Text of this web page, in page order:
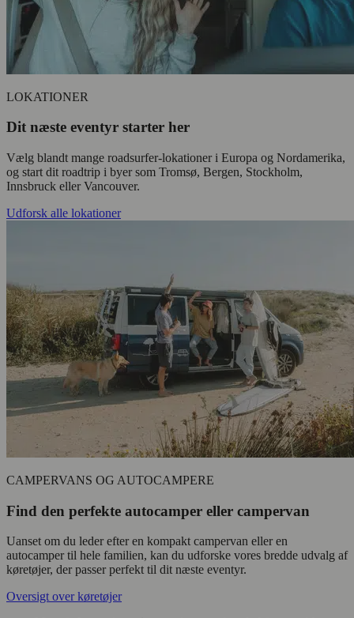
LOKATIONER
Dit næste eventyr starter her
Vælg blandt mange roadsurfer-lokationer i Europa og Nordamerika,
og start dit roadtrip i byer som Tromsø, Bergen, Stockholm,
Innsbruck eller Vancouver.
Udforsk alle lokationer
CAMPERVANS OG AUTOCAMPERE
Find den perfekte autocamper eller campervan
Uanset om du leder efter en kompakt campervan eller en
autocamper til hele familien, kan du udforske vores bredde udvalg af
køretøjer, der passer perfekt til dit næste eventyr.
Oversigt over køretøjer